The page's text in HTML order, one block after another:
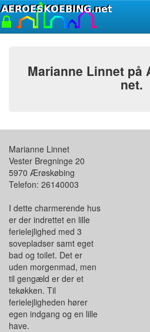
Marianne Linnet på
net.
Marianne Linnet
Vester Bregninge 20
5970 Ærøskøbing
Telefon: 26140003
I dette charmerende hus
er der indrettet en lille
ferielejlighed med 3
sovepladser samt eget
bad og toilet. Det er
uden morgenmad, men
til gengæld er der et
tekøkken. Til
ferielejligheden hører
egen indgang og en lille
have.